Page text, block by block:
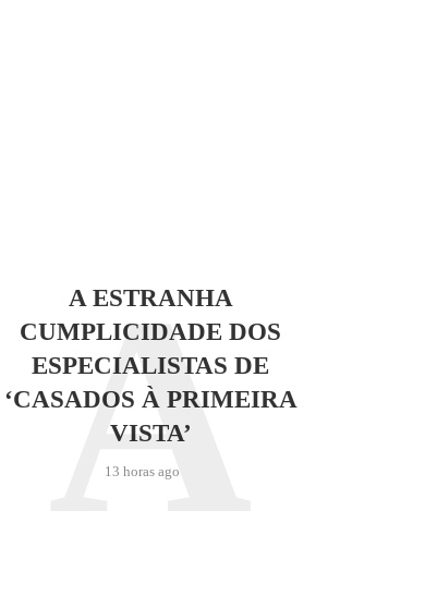
A ESTRANHA
CUMPLICIDADE DOS
ESPECIALISTAS DE
‘CASADOS À PRIMEIRA
VISTA’
13 horas ago
A